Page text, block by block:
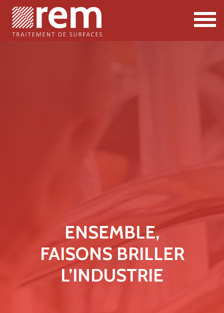
ENSEMBLE,
FAISONS BRILLER
L’INDUSTRIE